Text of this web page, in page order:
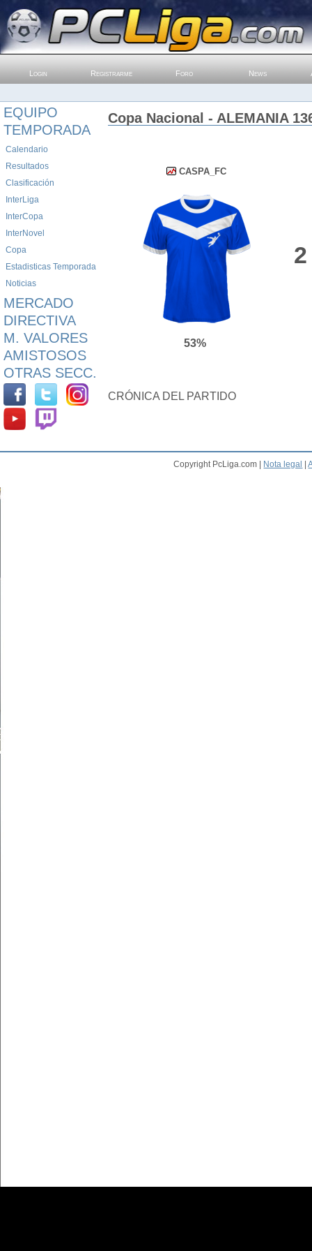
Login Registrarme Foro News
EQUIPO
TEMPORADA
Calendario
Resultados
Clasificación
InterLiga
InterCopa
InterNovel
Copa
Estadisticas Temporada
Noticias
MERCADO
DIRECTIVA
M. VALORES
AMISTOSOS
OTRAS SECC.
Copa Nacional - ALEMANIA
CASPA_FC
2
53%
CRÓNICA DEL PARTIDO
Copyright PcLiga.com | Nota legal |